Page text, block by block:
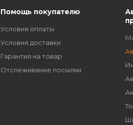
Помощь покупателю
Условия оплаты
Условия доставки
Гарантия на товар
Отслеживание посылки